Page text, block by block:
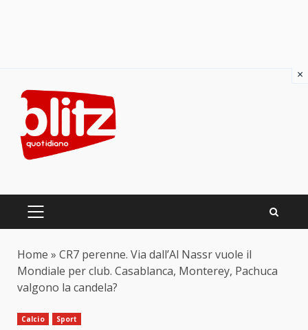
content
PRIMARY
Home » CR7 perenne. Via dall’Al Nassr vuole il
Mondiale per club. Casablanca, Monterey, Pachuca
valgono la candela?
Calcio Sport
×